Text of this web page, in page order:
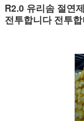
R2.0 유리솜 절연
전투합니다 전투